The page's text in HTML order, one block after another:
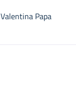
Valentina Papa